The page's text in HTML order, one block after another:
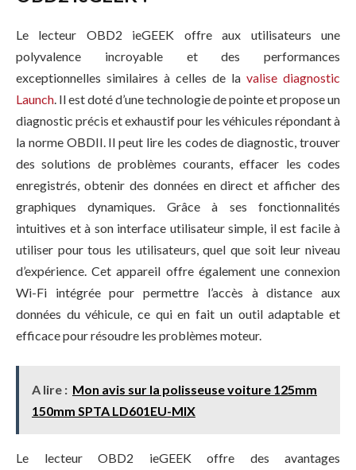
Le lecteur OBD2 ieGEEK offre aux utilisateurs une
polyvalence incroyable et des performances
exceptionnelles similaires à celles de la valise diagnostic
Launch. Il est doté d’une technologie de pointe et propose un
diagnostic précis et exhaustif pour les véhicules répondant à
la norme OBDII. Il peut lire les codes de diagnostic, trouver
des solutions de problèmes courants, effacer les codes
enregistrés, obtenir des données en direct et afficher des
graphiques dynamiques. Grâce à ses fonctionnalités
intuitives et à son interface utilisateur simple, il est facile à
utiliser pour tous les utilisateurs, quel que soit leur niveau
d’expérience. Cet appareil offre également une connexion
Wi-Fi intégrée pour permettre l’accès à distance aux
données du véhicule, ce qui en fait un outil adaptable et
efficace pour résoudre les problèmes moteur.
A lire : Mon avis sur la polisseuse voiture 125mm
150mm SPTA ‎LD601EU-MIX
Le lecteur OBD2 ieGEEK offre des avantages